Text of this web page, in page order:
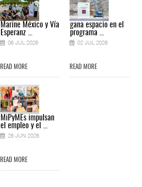
Marine México y Vía
Esperanz ...
06 JUL 2026
READ MORE
MiPyMEs impulsan
el empleo y el ...
26 JUN 2026
READ MORE
gana espacio en el
programa ...
02 JUL 2026
READ MORE